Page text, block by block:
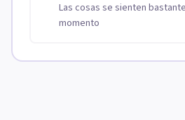
Las cosas se sienten
momento